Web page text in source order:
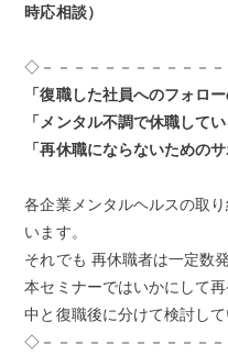
時応相談）
◇－－－－－－－－－－－
「復職した社員へのフォロ
「メンタル不調で休職して
「再休職にならないための
各企業メンタルヘルスの取
います。
それでも 再休職者は一定数
本セミナーではいかにして
中と復職後に分けて検討して
◇－－－－－－－－－－－